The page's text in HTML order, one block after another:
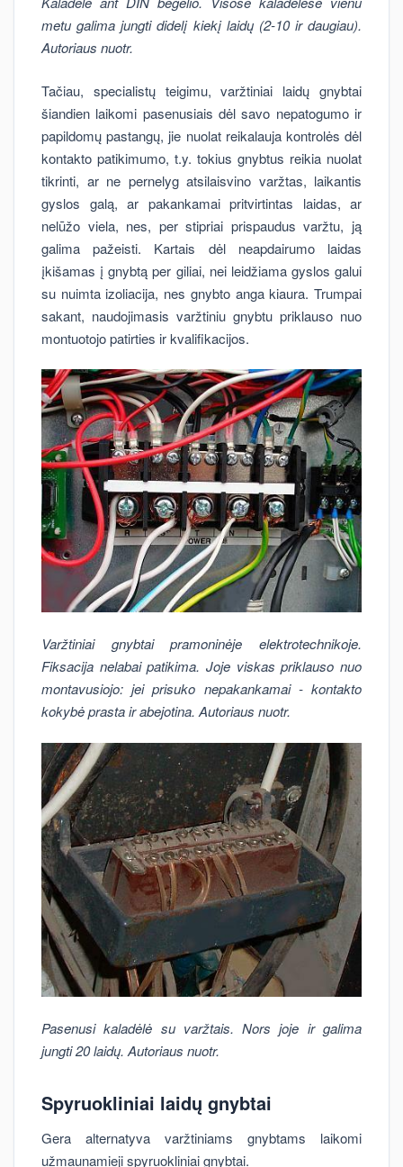
metu galima jungti didelį kiekį laidų (2-10 ir daugiau).
Autoriaus nuotr.
Tačiau, specialistų teigimu, varžtiniai laidų gnybtai
šiandien laikomi pasenusiais dėl savo nepatogumo ir
papildomų pastangų, jie nuolat reikalauja kontrolės dėl
kontakto patikimumo, t.y. tokius gnybtus reikia nuolat
tikrinti, ar ne pernelyg atsilaisvino varžtas, laikantis
gyslos galą, ar pakankamai pritvirtintas laidas, ar
nelūžo viela, nes, per stipriai prispaudus varžtu, ją
galima pažeisti. Kartais dėl neapdairumo laidas
įkišamas į gnybtą per giliai, nei leidžiama gyslos galui
su nuimta izoliacija, nes gnybto anga kiaura. Trumpai
sakant, naudojimasis varžtiniu gnybtu priklauso nuo
montuotojo patirties ir kvalifikacijos.
Varžtiniai gnybtai pramoninėje elektrotechnikoje.
Fiksacija nelabai patikima. Joje viskas priklauso nuo
montavusiojo: jei prisuko nepakankamai - kontakto
kokybė prasta ir abejotina. Autoriaus nuotr.
Pasenusi kaladėlė su varžtais. Nors joje ir galima
jungti 20 laidų. Autoriaus nuotr.
Spyruokliniai laidų gnybtai
Gera alternatyva varžtiniams gnybtams laikomi
užmaunamieji spyruokliniai gnybtai.